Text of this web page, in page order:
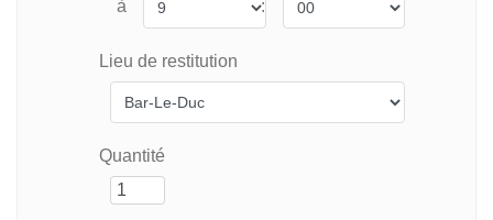
à :
Lieu de restitution
Quantité